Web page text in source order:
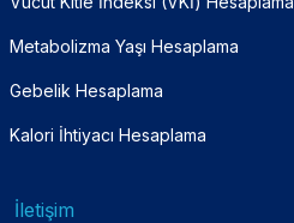
Metabolizma Yaşı Hesaplama
Gebelik Hesaplama
Kalori İhtiyacı Hesaplama
İletişim